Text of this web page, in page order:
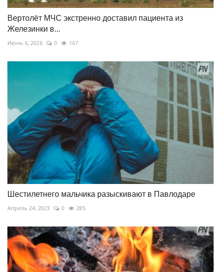
Вертолёт МЧС экстренно доставил пациента из
Железинки в...
Июнь 6, 2026 0 167
Шестилетнего мальчика разыскивают в Павлодаре
Апрель 24, 2023 0 285